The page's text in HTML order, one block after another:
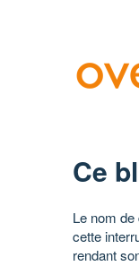
Ce
Le nom de
cette
rendant